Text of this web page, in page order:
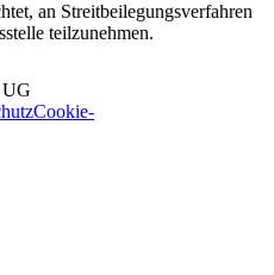
an Streitbeilegungsverfahren
teilzunehmen.
Cookie-